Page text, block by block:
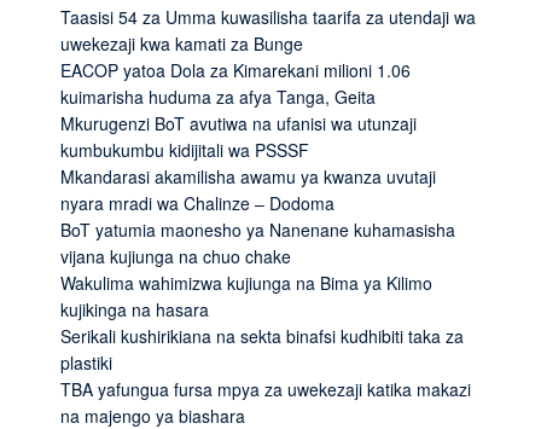
Taasisi 54 za Umma kuwasilisha taarifa za utendaji wa
uwekezaji kwa kamati za Bunge
EACOP yatoa Dola za Kimarekani milioni 1.06
kuimarisha huduma za afya Tanga, Geita
Mkurugenzi BoT avutiwa na ufanisi wa utunzaji
kumbukumbu kidijitali wa PSSSF
Mkandarasi akamilisha awamu ya kwanza uvutaji
nyara mradi wa Chalinze – Dodoma
BoT yatumia maonesho ya Nanenane kuhamasisha
vijana kujiunga na chuo chake
Wakulima wahimizwa kujiunga na Bima ya Kilimo
kujikinga na hasara
Serikali kushirikiana na sekta binafsi kudhibiti taka za
plastiki
TBA yafungua fursa mpya za uwekezaji katika makazi
na majengo ya biashara